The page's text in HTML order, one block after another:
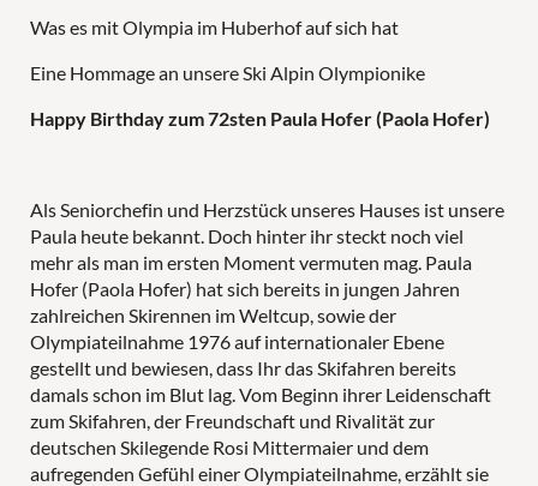
Wellness
Aktivurlaub
Familienzeit
Was es mit Olympia im Huberhof auf sich hat
Eine Hommage an unsere Ski Alpin Olympionike
Happy Birthday zum 72sten Paula Hofer (Paola Hofer)
Als Seniorchefin und Herzstück unseres Hauses ist unsere
Paula heute bekannt. Doch hinter ihr steckt noch viel
mehr als man im ersten Moment vermuten mag. Paula
Hofer (Paola Hofer) hat sich bereits in jungen Jahren
zahlreichen Skirennen im Weltcup, sowie der
Olympiateilnahme 1976 auf internationaler Ebene
gestellt und bewiesen, dass Ihr das Skifahren bereits
damals schon im Blut lag. Vom Beginn ihrer Leidenschaft
zum Skifahren, der Freundschaft und Rivalität zur
deutschen Skilegende Rosi Mittermaier und dem
aufregenden Gefühl einer Olympiateilnahme, erzählt sie